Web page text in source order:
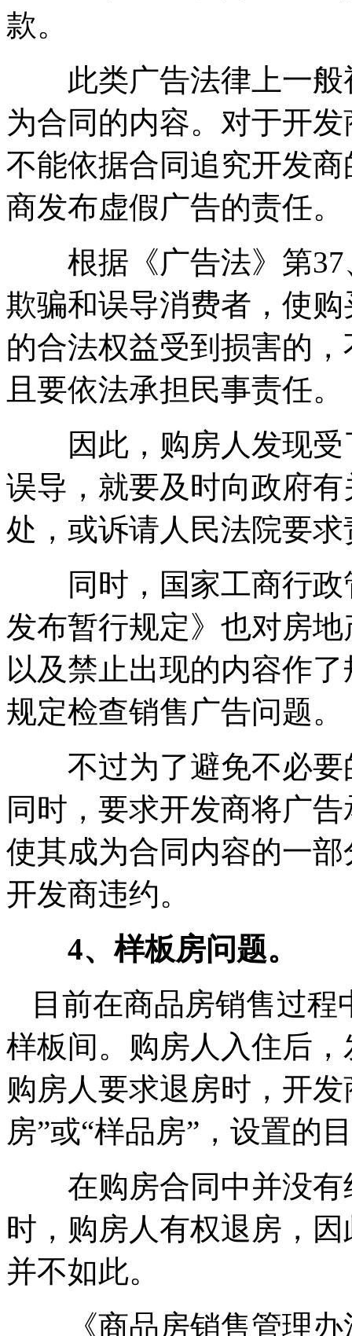
款。
此类广告法律上一般
为合同的内容。对于开
不能依据合同追究开发
商发布虚假广告的责任。
根据《广告法》第37
欺骗和误导消费者，使
的合法权益受到损害的
且要依法承担民事责任。
因此，购房人发现受
误导，就要及时向政府
处，或诉请人民法院要
同时，国家工商行政
发布暂行规定》也对房
以及禁止出现的内容作
规定检查销售广告问题。
不过为了避免不必要
同时，要求开发商将广
使其成为合同内容的一
开发商违约。
4、样板房问题。
目前在商品房销售过
样板间。购房人入住后
购房人要求退房时，开
房”或“样品房”，设置的
在购房合同中并没有
时，购房人有权退房，
并不如此。
《商品房销售管理办